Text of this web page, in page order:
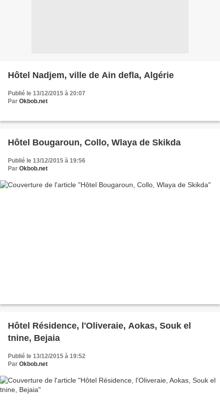
Hôtel Nadjem, ville de Ain defla, Algérie
Publié le 13/12/2015 à 20:07
Par Okbob.net
Hôtel Bougaroun, Collo, Wlaya de Skikda
Publié le 13/12/2015 à 19:56
Par Okbob.net
Hôtel Résidence, l'Oliveraie, Aokas, Souk el
tnine, Bejaia
Publié le 13/12/2015 à 19:52
Par Okbob.net